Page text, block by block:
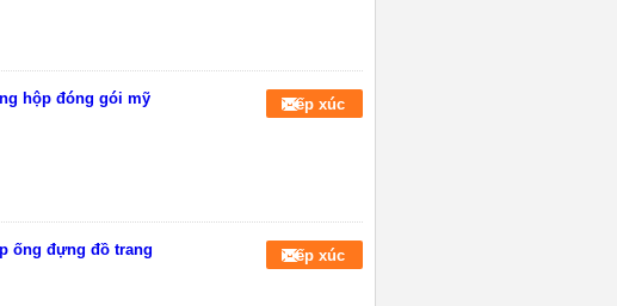
hộp đóng gói mỹ
Tiếp xúc
ống đựng đồ trang
Tiếp xúc